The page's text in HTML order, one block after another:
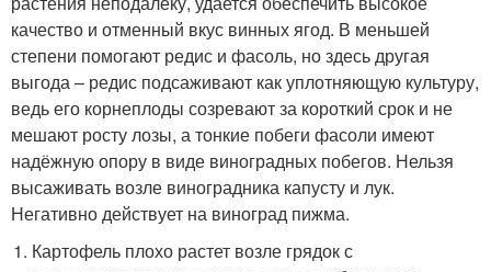
качество и отменный вкус винных ягод. В меньшей
степени помогают редис и фасоль, но здесь другая
выгода – редис подсаживают как уплотняющую культуру,
ведь его корнеплоды созревают за короткий срок и не
мешают росту лозы, а тонкие побеги фасоли имеют
надёжную опору в виде виноградных побегов. Нельзя
высаживать возле виноградника капусту и лук.
Негативно действует на виноград пижма.
Картофель плохо растет возле грядок с